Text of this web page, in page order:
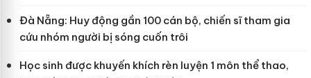
Đà Nẵng: Huy động gần 100 cán bộ, chiến sĩ tham gia
cứu nhóm người bị sóng cuốn trôi
Học sinh được khuyến khích rèn luyện 1 môn thể thao,